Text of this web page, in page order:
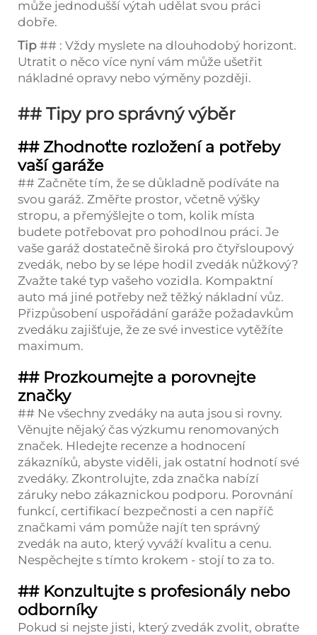
může jednodušší výtah udělat svou práci
dobře.
Tip ## : Vždy myslete na dlouhodobý horizont.
Utratit o něco více nyní vám může ušetřit
nákladné opravy nebo výměny později.
## Tipy pro správný výběr
## Zhodnoťte rozložení a potřeby
vaší garáže
## Začněte tím, že se důkladně podíváte na
svou garáž. Změřte prostor, včetně výšky
stropu, a přemýšlejte o tom, kolik místa
budete potřebovat pro pohodlnou práci. Je
vaše garáž dostatečně široká pro čtyřsloupový
zvedák, nebo by se lépe hodil zvedák nůžkový?
Zvažte také typ vašeho vozidla. Kompaktní
auto má jiné potřeby než těžký nákladní vůz.
Přizpůsobení uspořádání garáže požadavkům
zvedáku zajišťuje, že ze své investice vytěžíte
maximum.
## Prozkoumejte a porovnejte
značky
## Ne všechny zvedáky na auta jsou si rovny.
Věnujte nějaký čas výzkumu renomovaných
značek. Hledejte recenze a hodnocení
zákazníků, abyste viděli, jak ostatní hodnotí své
zvedáky. Zkontrolujte, zda značka nabízí
záruky nebo zákaznickou podporu. Porovnání
funkcí, certifikací bezpečnosti a cen napříč
značkami vám pomůže najít ten správný
zvedák na auto, který vyváží kvalitu a cenu.
Nespěchejte s tímto krokem - stojí to za to.
## Konzultujte s profesionály nebo
odborníky
Pokud si nejste jisti, který zvedák zvolit, obraťte